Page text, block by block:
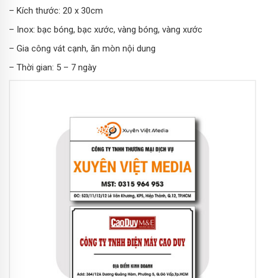
– Kích thước: 20 x 30cm
– Inox: bạc bóng, bạc xước, vàng bóng, vàng xước
– Gia công vát cạnh, ăn mòn nội dung
– Thời gian: 5 – 7 ngày